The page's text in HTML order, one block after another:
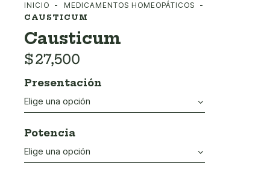
INICIO
MEDICAMENTOS HOMEOPÁTICOS
CAUSTICUM
Causticum
$27,500
Presentación
Potencia